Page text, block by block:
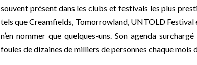
souvent présent dans les clubs et festivals les plus
tels que Creamfields, Tomorrowland, UNTOLD
n’en nommer que quelques-uns. Son agenda
foules de dizaines de milliers de personnes chaque mois